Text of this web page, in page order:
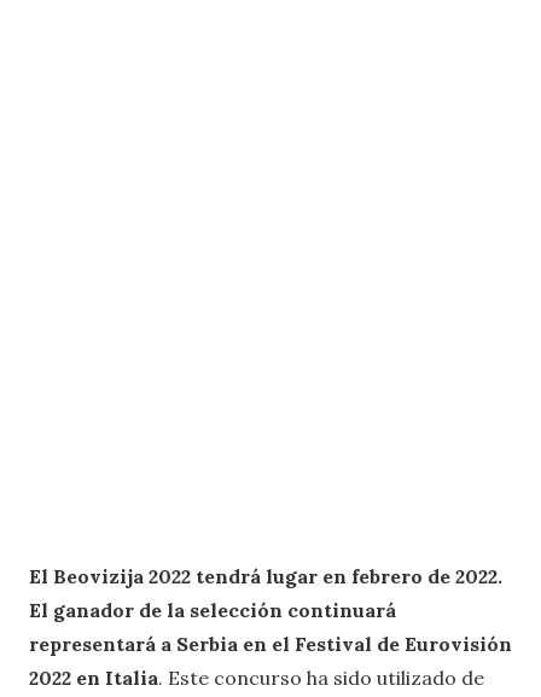
El Beovizija 2022 tendrá lugar en febrero de 2022.
El ganador de la selección continuará
representará a Serbia en el Festival de Eurovisión
2022 en Italia. Este concurso ha sido utilizado de